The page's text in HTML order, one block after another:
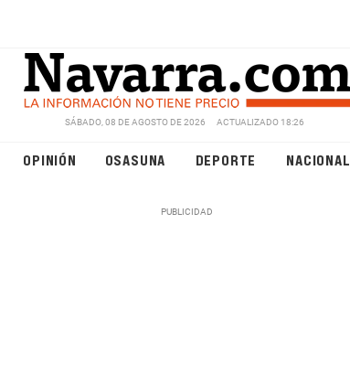
SÁBADO, 08 DE AGOSTO DE 2026 ACTUALIZADO 18:26
OPINIÓN OSASUNA DEPORTE NACIONAL